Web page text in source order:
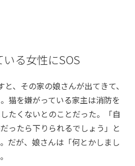
る女性にSOS
、その家の娘さんが出てきて、
猫を嫌がっている家主は消防を
たくないとのことだった。「自
ったら下りられるでしょう」と
だが、娘さんは「何とかしまし